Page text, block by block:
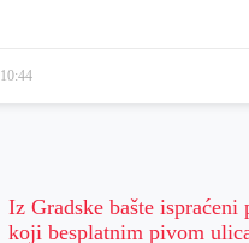
10:44
Iz Gradske bašte ispraćeni
koji besplatnim pivom